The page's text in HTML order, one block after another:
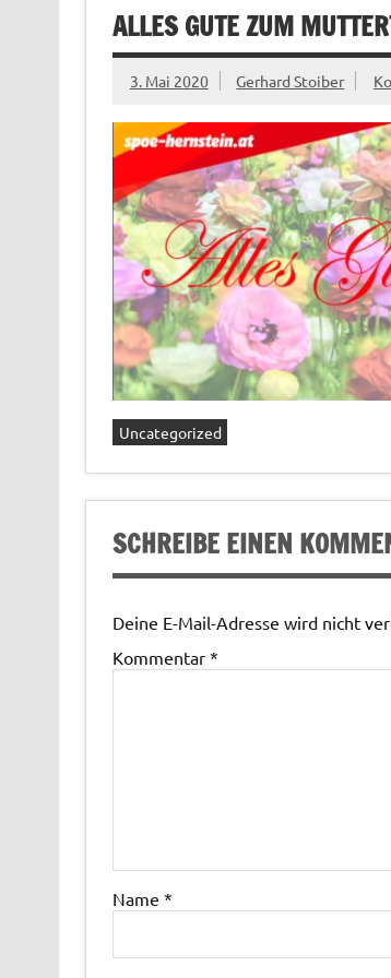
ALLES GUTE ZUM
3. Mai 2020 Gerhard Stoiber
Uncategorized
SCHREIBE EINEN
Deine E-Mail-Adresse wird nicht
Kommentar *
Name *